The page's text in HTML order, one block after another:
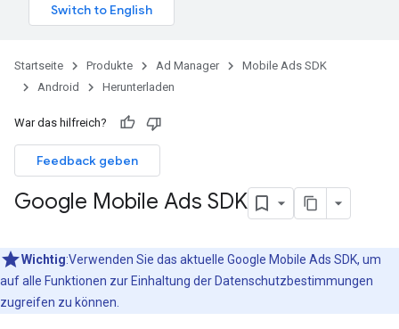
Startseite Produkte Ad Manager
Mobile Ads SDK
Android
Herunterladen
War das hilfreich?
Feedback geben
Google Mobile Ads SDK
Wichtig:Verwenden Sie das aktuelle Google Mobile Ads SDK, um
auf alle Funktionen zur Einhaltung der Datenschutzbestimmungen
zugreifen zu können.